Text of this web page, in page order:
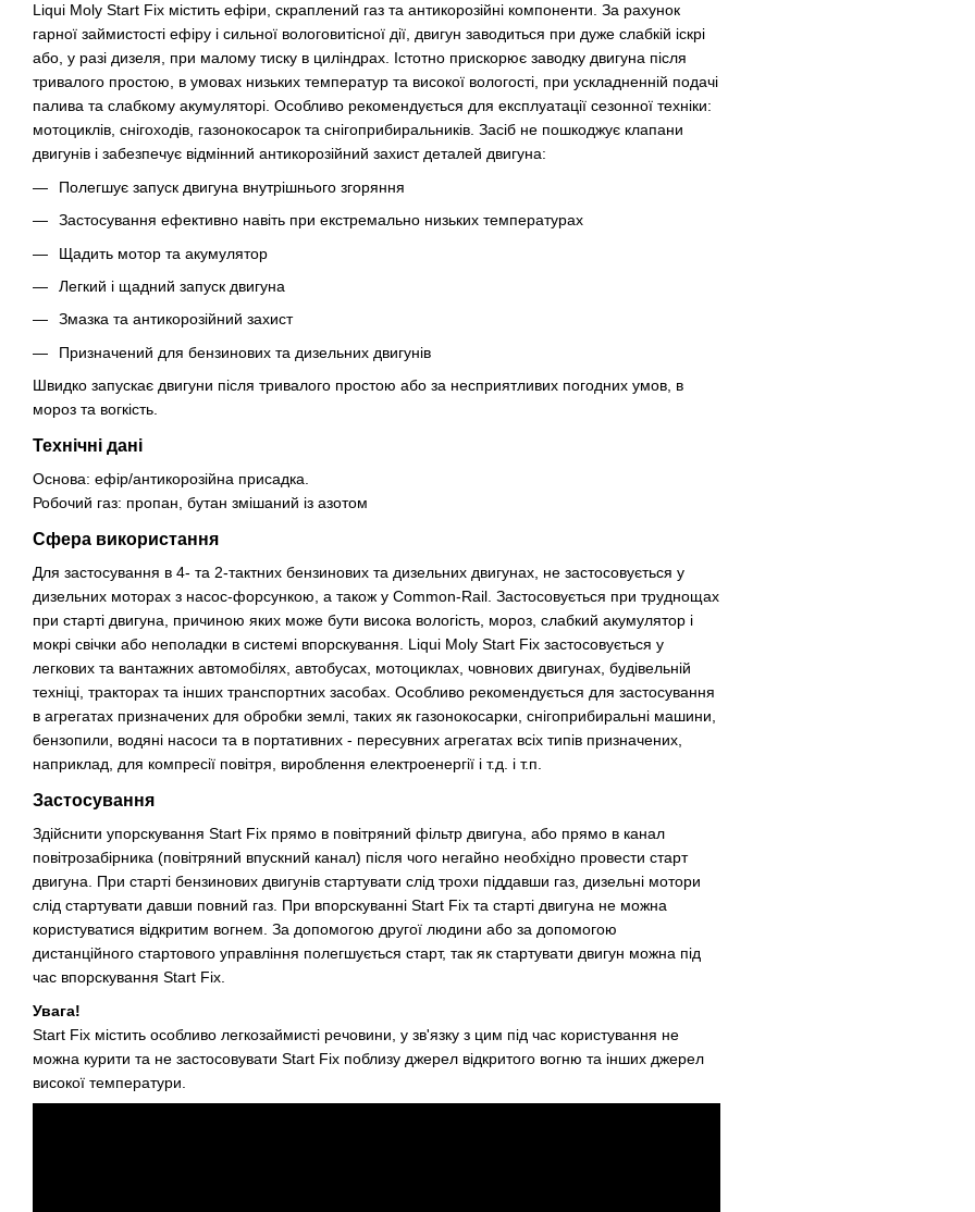
Liqui Moly Start Fix містить ефіри, скраплений газ та антикорозійні компоненти. За рахунок
гарної займистості ефіру і сильної вологовитісної дії, двигун заводиться при дуже слабкій іскрі
або, у разі дизеля, при малому тиску в циліндрах. Істотно прискорює заводку двигуна після
тривалого простою, в умовах низьких температур та високої вологості, при ускладненній подачі
палива та слабкому акумуляторі. Особливо рекомендується для експлуатації сезонної техніки:
мотоциклів, снігоходів, газонокосарок та снігоприбиральників. Засіб не пошкоджує клапани
двигунів і забезпечує відмінний антикорозійний захист деталей двигуна:
Полегшує запуск двигуна внутрішнього згоряння
Застосування ефективно навіть при екстремально низьких температурах
Щадить мотор та акумулятор
Легкий і щадний запуск двигуна
Змазка та антикорозійний захист
Призначений для бензинових та дизельних двигунів
Швидко запускає двигуни після тривалого простою або за несприятливих погодних умов, в
мороз та вогкість.
Технічні дані
Основа: ефір/антикорозійна присадка.
Робочий газ: пропан, бутан змішаний із азотом
Сфера використання
Для застосування в 4- та 2-тактних бензинових та дизельних двигунах, не застосовується у
дизельних моторах з насос-форсункою, а також у Common-Rail. Застосовується при труднощах
при старті двигуна, причиною яких може бути висока вологість, мороз, слабкий акумулятор і
мокрі свічки або неполадки в системі впорскування. Liqui Moly Start Fix застосовується у
легкових та вантажних автомобілях, автобусах, мотоциклах, човнових двигунах, будівельній
техніці, тракторах та інших транспортних засобах. Особливо рекомендується для застосування
в агрегатах призначених для обробки землі, таких як газонокосарки, снігоприбиральні машини,
бензопили, водяні насоси та в портативних - пересувних агрегатах всіх типів призначених,
наприклад, для компресії повітря, вироблення електроенергії і т.д. і т.п.
Застосування
Здійснити упорскування Start Fix прямо в повітряний фільтр двигуна, або прямо в канал
повітрозабірника (повітряний впускний канал) після чого негайно необхідно провести старт
двигуна. При старті бензинових двигунів стартувати слід трохи піддавши газ, дизельні мотори
слід стартувати давши повний газ. При впорскуванні Start Fix та старті двигуна не можна
користуватися відкритим вогнем. За допомогою другої людини або за допомогою
дистанційного стартового управління полегшується старт, так як стартувати двигун можна під
час впорскування Start Fix.
Увага!
Start Fix містить особливо легкозаймисті речовини, у зв'язку з цим під час користування не
можна курити та не застосовувати Start Fix поблизу джерел відкритого вогню та інших джерел
високої температури.